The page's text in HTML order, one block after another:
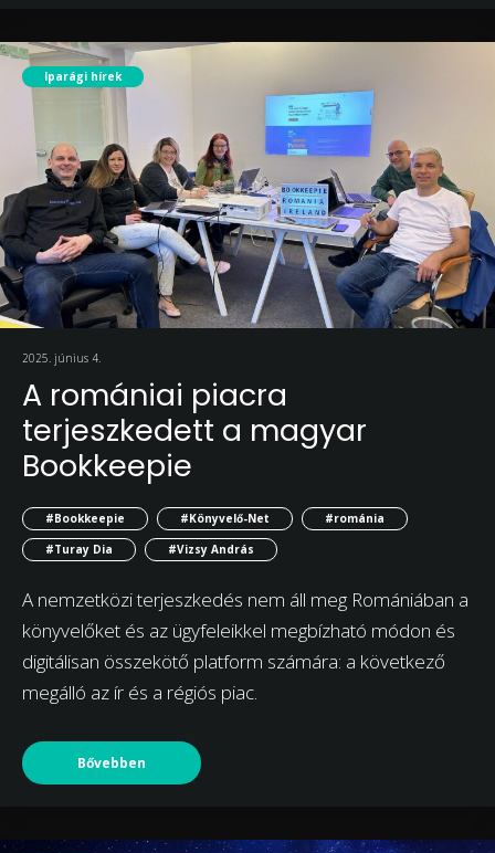
Iparági hírek
2025. június 4.
A romániai piacra
terjeszkedett a magyar
Bookkeepie
#Bookkeepie #Könyvelő-Net
#románia
#Turay Dia
#Vizsy András
A nemzetközi terjeszkedés nem áll meg Romániában a
könyvelőket és az ügyfeleikkel megbízható módon és
digitálisan összekötő platform számára: a következő
megálló az ír és a régiós piac.
Bővebben